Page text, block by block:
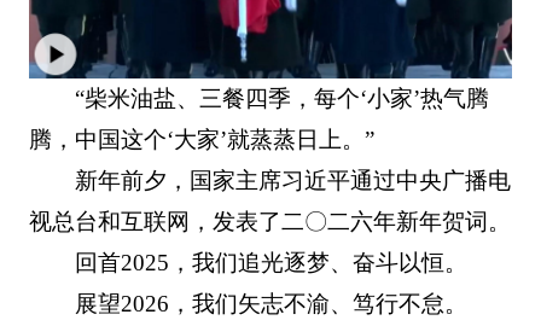
“柴米油盐、三餐四季，每个‘小家’热气腾
腾，中国这个‘大家’就蒸蒸日上。”
新年前夕，国家主席习近平通过中央广播电
视总台和互联网，发表了二〇二六年新年贺词。
回首2025，我们追光逐梦、奋斗以恒。
展望2026，我们矢志不渝、笃行不怠。